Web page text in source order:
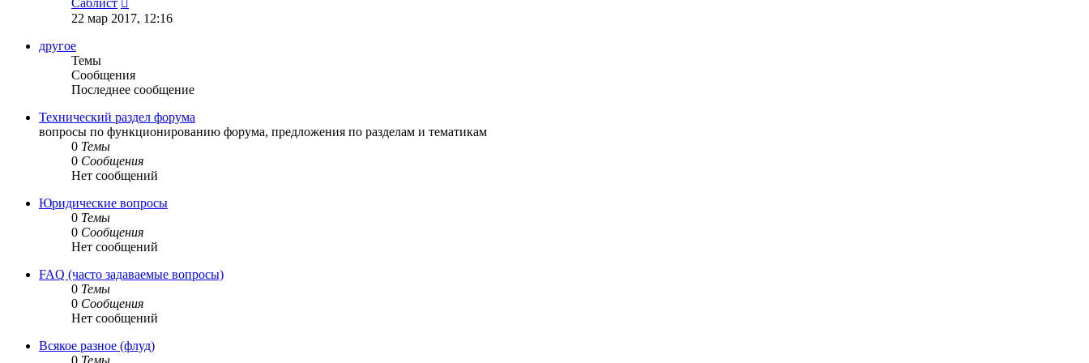
Саблист
к
22 мар 2017, 12:16
другое
Темы
Сообщения
Последнее сообщение
Технический раздел форума
вопросы по функционированию форума, предложения по разделам и тематикам
0 Темы
0 Сообщения
Нет сообщений
Юридические вопросы
0 Темы
0 Сообщения
Нет сообщений
FAQ (часто задаваемые вопросы)
0 Темы
0 Сообщения
Нет сообщений
Всякое разное (флуд)